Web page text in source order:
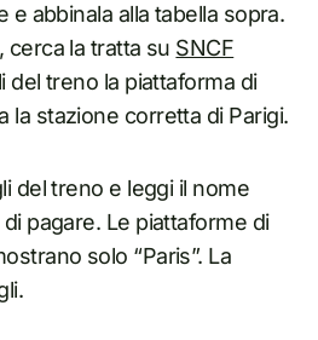
e abbinala alla tabella sopra.
cerca la tratta su SNCF
del treno la piattaforma di
la stazione corretta di Parigi.
del treno e leggi il nome
pagare. Le piattaforme di
solo “Paris”. La